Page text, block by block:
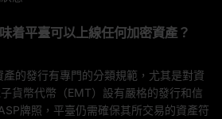
着平臺可以上線任何加密資產？
的發行有專門的分類規範，尤其是對資
貨幣代幣（EMT）設有嚴格的發行和信
牌照，平臺仍需確保其所交易的資產符